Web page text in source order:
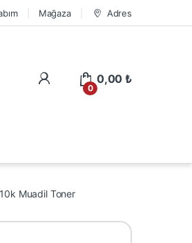
Mağaza Adres
0
0,00₺
Muadil Toner